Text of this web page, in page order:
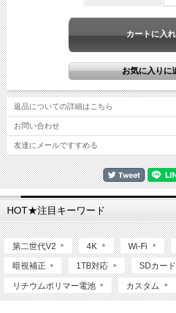
返品についての詳細はこちら
お問い合わせ
友達にメールですすめる
HOT★注目キーワード
第二世代V2 4K Wi-Fi
暗視補正 1TB対応 SDカード
リチウムポリマー電池 カスタム